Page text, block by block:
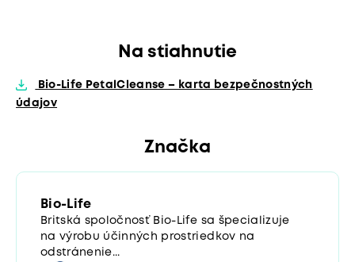
Na stiahnutie
Bio-Life PetalCleanse – karta bezpečnostných
údajov
Značka
Bio-Life
Britská spoločnosť Bio-Life sa špecializuje
na výrobu účinných prostriedkov na
odstránenie...